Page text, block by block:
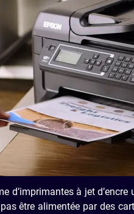
d’imprimantes à jet
être alimentée par des